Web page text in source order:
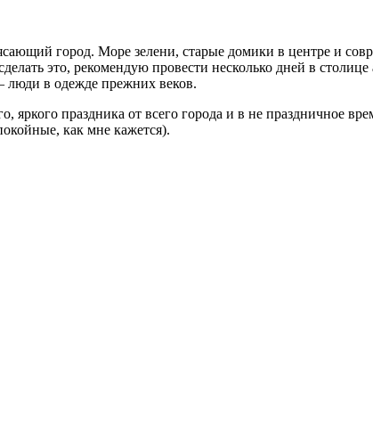
город. Море зелени, старые домики в центре и
это, рекомендую провести несколько дней в столице
люди в одежде прежних веков.
праздника от всего города и в не праздничное
как мне кажется).